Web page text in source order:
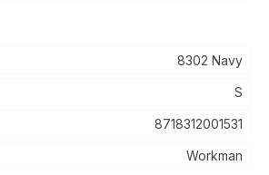
8302 Navy
S
8718312001531
Workman